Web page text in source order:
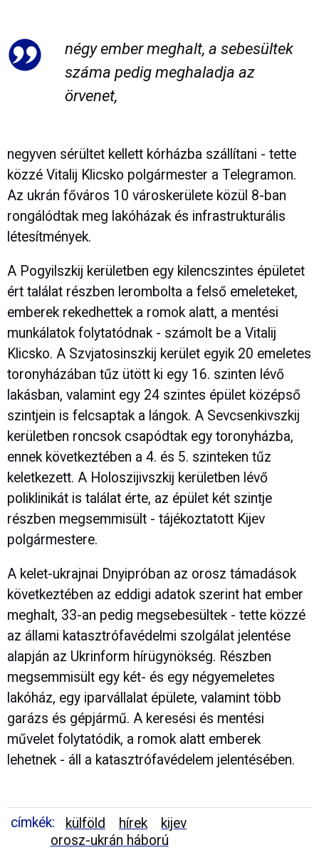
négy ember meghalt, a sebesültek
száma pedig meghaladja az
örvenet,
negyven sérültet kellett kórházba szállítani - tette
közzé Vitalij Klicsko polgármester a Telegramon.
Az ukrán főváros 10 városkerülete közül 8-ban
rongálódtak meg lakóházak és infrastrukturális
létesítmények.
A Pogyilszkij kerületben egy kilencszintes épületet
ért találat részben lerombolta a felső emeleteket,
emberek rekedhettek a romok alatt, a mentési
munkálatok folytatódnak - számolt be a Vitalij
Klicsko. A Szvjatosinszkij kerület egyik 20 emeletes
toronyházában tűz ütött ki egy 16. szinten lévő
lakásban, valamint egy 24 szintes épület középső
szintjein is felcsaptak a lángok. A Sevcsenkivszkij
kerületben roncsok csapódtak egy toronyházba,
ennek következtében a 4. és 5. szinteken tűz
keletkezett. A Holoszijivszkij kerületben lévő
poliklinikát is találat érte, az épület két szintje
részben megsemmisült - tájékoztatott Kijev
polgármestere.
A kelet-ukrajnai Dnyipróban az orosz támadások
következtében az eddigi adatok szerint hat ember
meghalt, 33-an pedig megsebesültek - tette közzé
az állami katasztrófavédelmi szolgálat jelentése
alapján az Ukrinform hírügynökség. Részben
megsemmisült egy két- és egy négyemeletes
lakóház, egy iparvállalat épülete, valamint több
garázs és gépjármű. A keresési és mentési
művelet folytatódik, a romok alatt emberek
lehetnek - áll a katasztrófavédelem jelentésében.
címkék: külföld hírek
kijev
orosz-ukrán háború